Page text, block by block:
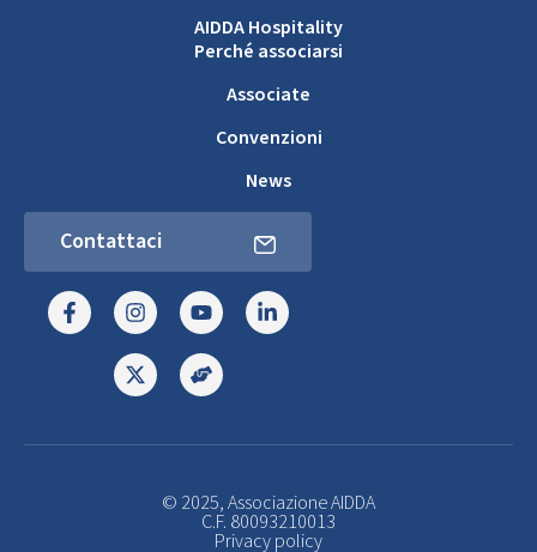
AIDDA Hospitality
Perché associarsi
Associate
Convenzioni
News
Contattaci
© 2025, Associazione AIDDA
C.F. 80093210013
Privacy policy